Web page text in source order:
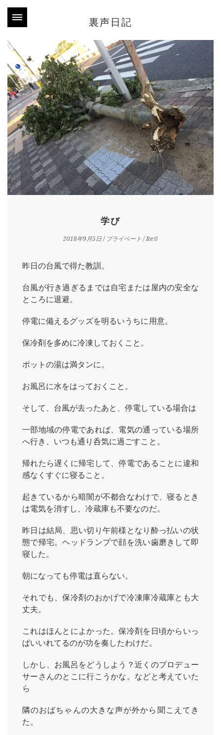
裏声日記
学び
2018年9月5日/ プライベート / Re:0
昨日の台風で得た教訓。
台風が行き過ぎるまでは自宅または屋内の安全な
ところに退避。
停電に備えるグッズを明るいうちに用意。
保冷剤を多めに冷凍しておくこと。
ポットの湯は満タンに。
お風呂に水をはっておくこと。
そして、台風が去ったあと、停電している場合は
一部地域の停電であれば、電気の通っている場所
へ行き、いつも通り呑気に過ごすこと。
帰れたら遅くに帰宅して、停電であることに違和
感なくすぐに寝ること。
起きているから暗闇が不都合なわけで、寝るとき
は電気を消すし、冷蔵庫も不要なのだ。
昨日は結局、思い切り午前様となり酔っ払いの状
態で帰宅。ヘッドランプで顔を洗い歯磨きして即
寝した。
朝になっても停電は直らない。
それでも、保冷剤のおかげで冷凍庫冷蔵庫とも大
丈夫。
これはほんとによかった。保冷剤を日頃からいっ
ぱいいれてるのが功を奏したわけだ。
しかし、お風呂をどうしよう？近くのプロデュー
サーさんのとこに行こうかな。などと考えていた
ら
隣のおばちゃんの大きな声が外から聞こえてき
た。